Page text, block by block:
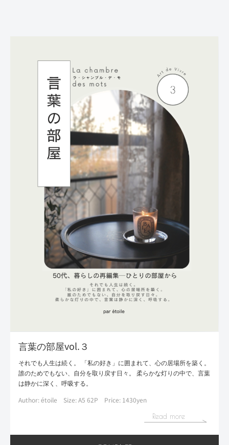
言葉の部屋vol.３
それでも人生は続く。 「私の好き」に囲まれて、心の居場所を築く。
誰のためでもない、自分を取り戻す日々。 柔らかな灯りの中で、言葉
は静かに深く、呼吸する。
Author: étoile
Size: A5 62P Price: 1430yen
Read more